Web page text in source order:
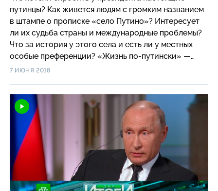
путинцы? Как живется людям с громким названием
в штампе о прописке «село Путино»? Интересует
ли их судьба страны и международные проблемы?
Что за история у этого села и есть ли у местных
особые преференции? «Жизнь по-путински» —
специальный репортаж «Итогов дня». Новые
Все детали 16-го диалога президента со страной.
Цены на бензин, проблемы медицины, жалобы из
регионов, Донбасс и криптовалюты — что больше
всего волнует россиян? Как реагировали министры
и губернаторы? И какие проблемы удалось решить
прямо во время эфира? Бунт в «большой семерке»:
Эммануэль Макрон восстал против Дональда
Трампа. Какой ультиматум президенту США
7 ИЮНЯ 2018